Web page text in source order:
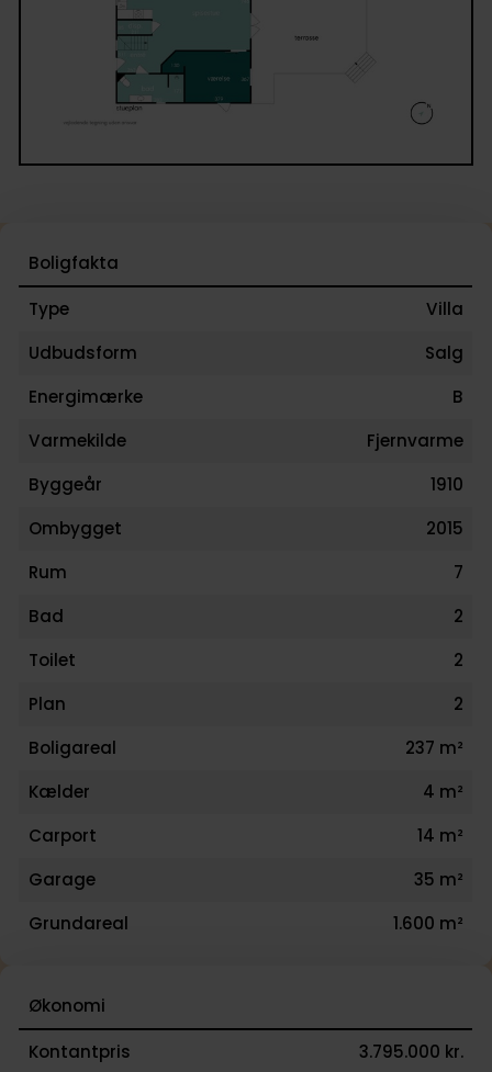
Boligfakta
Type
Villa
Udbudsform
Salg
Energimærke
B
Varmekilde
Fjernvarme
Byggeår
1910
Ombygget
2015
Rum
7
Bad
2
Toilet
2
Plan
2
Boligareal
237 m²
Kælder
4 m²
Carport
14 m²
Garage
35 m²
Grundareal
1.600 m²
Økonomi
Kontantpris
3.795.000 kr.